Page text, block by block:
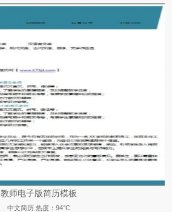
教师电子版简历模板
中文简历 热度：94°C